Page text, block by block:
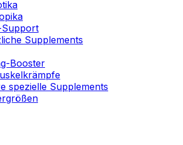
Support
Supplements
Booster
spezielle Supplements